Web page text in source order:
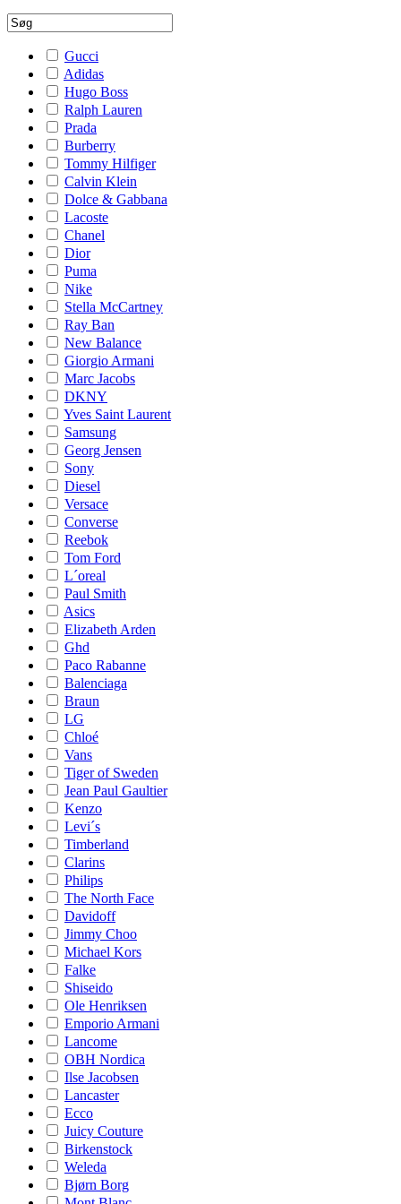
Gucci
Adidas
Hugo Boss
Ralph Lauren
Prada
Burberry
Tommy Hilfiger
Calvin Klein
Dolce & Gabbana
Lacoste
Chanel
Dior
Puma
Nike
Stella McCartney
Ray Ban
New Balance
Giorgio Armani
Marc Jacobs
DKNY
Yves Saint Laurent
Samsung
Georg Jensen
Sony
Diesel
Versace
Converse
Reebok
Tom Ford
L´oreal
Paul Smith
Asics
Elizabeth Arden
Ghd
Paco Rabanne
Balenciaga
Braun
LG
Chloé
Vans
Tiger of Sweden
Jean Paul Gaultier
Kenzo
Levi´s
Timberland
Clarins
Philips
The North Face
Davidoff
Jimmy Choo
Michael Kors
Falke
Shiseido
Ole Henriksen
Emporio Armani
Lancome
OBH Nordica
Ilse Jacobsen
Lancaster
Ecco
Juicy Couture
Birkenstock
Weleda
Bjørn Borg